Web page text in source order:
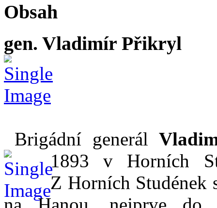
Obsah
gen. Vladimír Přikryl
Brigádní generál
1893 v Horních
Z Horních Studének